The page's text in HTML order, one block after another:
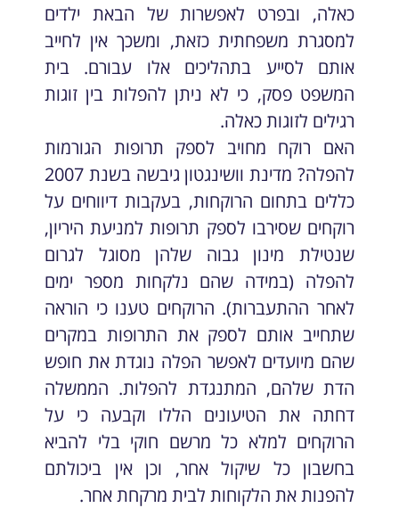
כאלה, ובפרט לאפשרות של הבאת ילדים
למסגרת משפחתית כזאת, ומשכך אין לחייב
אותם לסייע בתהליכים אלו עבורם. בית
המשפט פסק, כי לא ניתן להפלות בין זוגות
רגילים לזוגות כאלה.
האם רוקח מחויב לספק תרופות הגורמות
להפלה? מדינת וושינגטון גיבשה בשנת 2007
כללים בתחום הרוקחות, בעקבות דיווחים על
רוקחים שסירבו לספק תרופות למניעת היריון,
שנטילת מינון גבוה שלהן מסוגל לגרום
להפלה (במידה שהם נלקחות מספר ימים
לאחר ההתעברות). הרוקחים טענו כי הוראה
שתחייב אותם לספק את התרופות במקרים
שהם מיועדים לאפשר הפלה נוגדת את חופש
הדת שלהם, המתנגדת להפלות. הממשלה
דחתה את הטיעונים הללו וקבעה כי על
הרוקחים למלא כל מרשם חוקי בלי להביא
בחשבון כל שיקול אחר, וכן אין ביכולתם
להפנות את הלקוחות לבית מרקחת אחר.